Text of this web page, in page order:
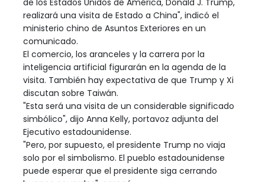
realizará una visita de Estado a China", indicó el
ministerio chino de Asuntos Exteriores en un
comunicado.
El comercio, los aranceles y la carrera por la
inteligencia artificial figurarán en la agenda de la
visita. También hay expectativa de que Trump y Xi
discutan sobre Taiwán.
"Esta será una visita de un considerable significado
simbólico", dijo Anna Kelly, portavoz adjunta del
Ejecutivo estadounidense.
"Pero, por supuesto, el presidente Trump no viaja
solo por el simbolismo. El pueblo estadounidense
puede esperar que el presidente siga cerrando